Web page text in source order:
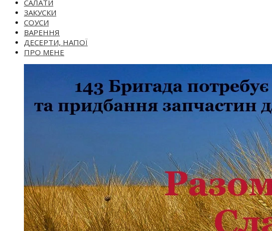
САЛАТИ
ЗАКУСКИ
СОУСИ
ВАРЕННЯ
ДЕСЕРТИ, НАПОЇ
ПРО МЕНЕ